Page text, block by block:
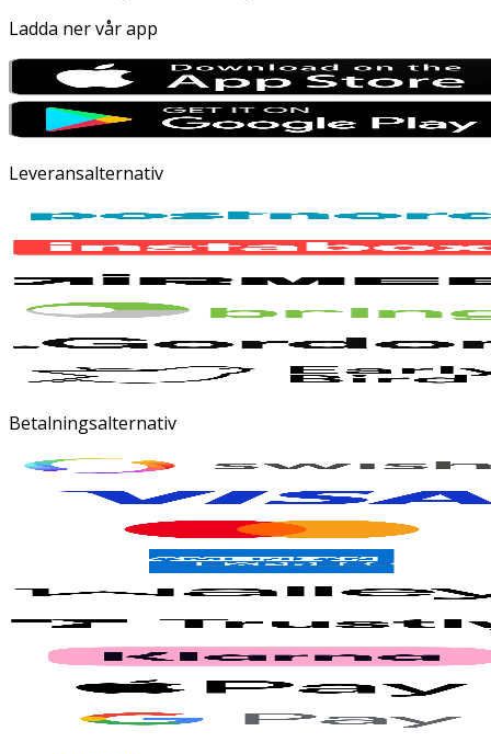
Ladda ner vår app
Leveransalternativ
Betalningsalternativ